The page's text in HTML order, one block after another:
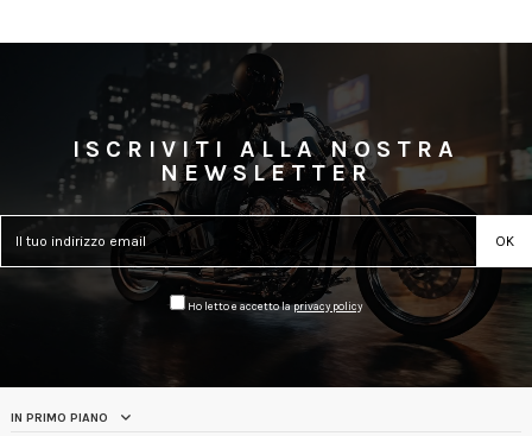
ISCRIVITI ALLA NOSTRA
NEWSLETTER
Ho letto e accetto laprivacy policy
IN PRIMO PIANO